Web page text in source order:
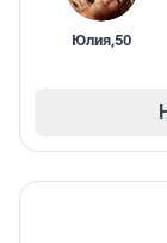
Юлия,50